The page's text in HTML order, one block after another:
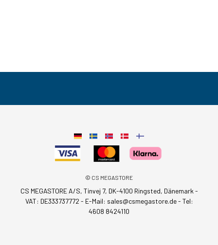
© CS MEGASTORE
CS MEGASTORE A/S, Tinvej 7, DK-4100 Ringsted, Dänemark -
VAT: DE333737772 - E-Mail: sales@csmegastore.de- Tel:
4608 8424110